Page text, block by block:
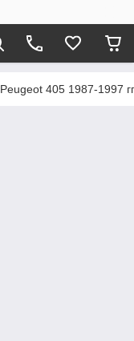
Peugeot 405 1987-1997